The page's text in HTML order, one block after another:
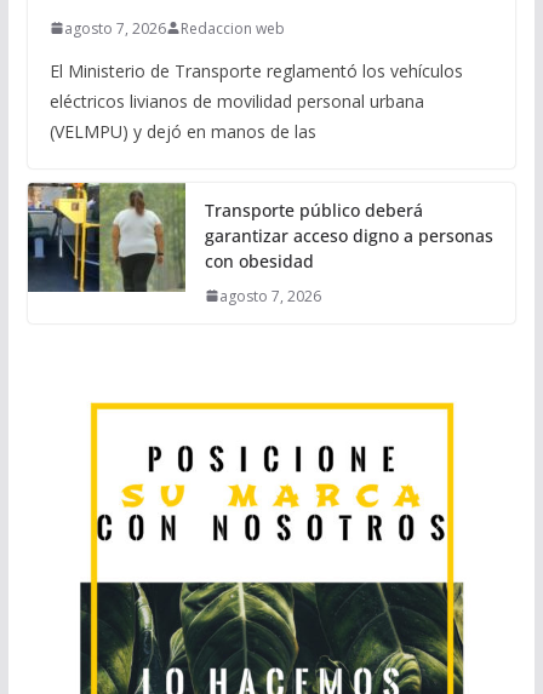
agosto 7, 2026 Redaccion web
El Ministerio de Transporte reglamentó los vehículos
eléctricos livianos de movilidad personal urbana
(VELMPU) y dejó en manos de las
Transporte público deberá
garantizar acceso digno a personas
con obesidad
agosto 7, 2026